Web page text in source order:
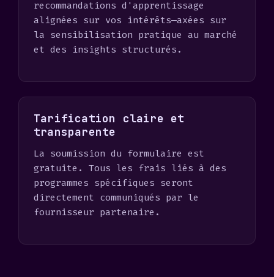
recommandations d'apprentissage
alignées sur vos intérêts—axées sur
la sensibilisation pratique au marché
et des insights structurés.
Tarification claire et
transparente
La soumission du formulaire est
gratuite. Tous les frais liés à des
programmes spécifiques seront
directement communiqués par le
fournisseur partenaire.